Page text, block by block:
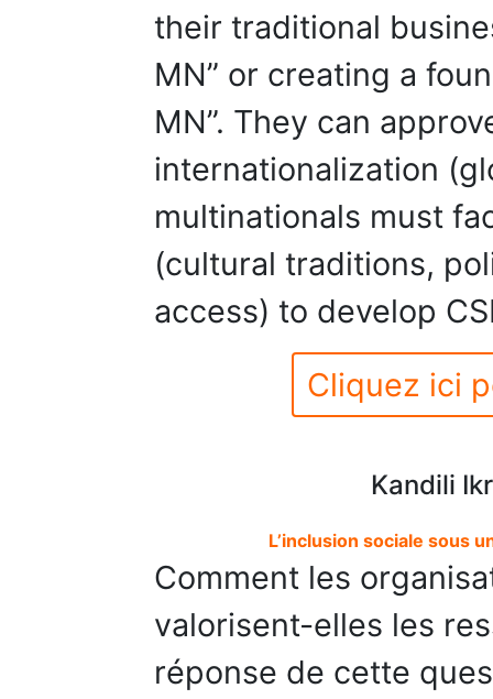
their traditional
MN” or creating a
MN”. They can
internationalization
multinationals must
(cultural traditions,
access) to develop
Cliquez ici
Kandili
L’inclusion sociale sous
Comment les
valorisent-elles les
réponse de cette